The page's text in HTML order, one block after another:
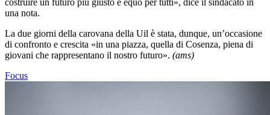
una nota.
La due giorni della carovana della Uil è stata, dunque, un’occasione
di confronto e crescita «in una piazza, quella di Cosenza, piena di
giovani che rappresentano il nostro futuro». (ams)
Focus